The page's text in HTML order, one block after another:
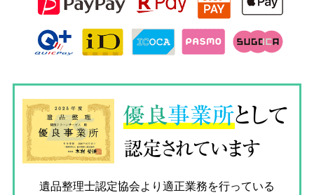
優良事業所として
認定されています
遺品整理士認定協会より適正業務を行っている